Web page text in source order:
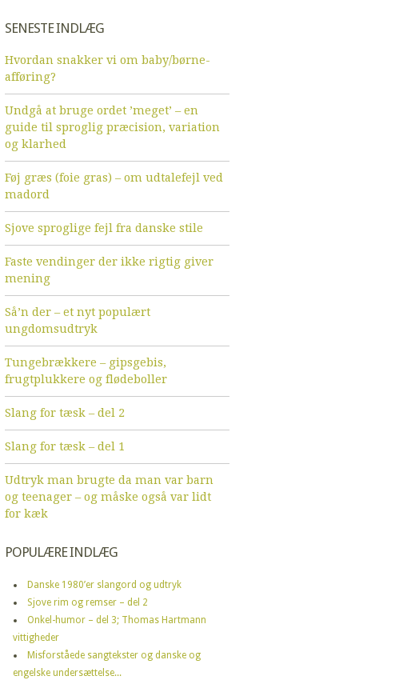
SENESTE INDLÆG
Hvordan snakker vi om baby/børne-
afføring?
Undgå at bruge ordet ’meget’ – en
guide til sproglig præcision, variation
og klarhed
Føj græs (foie gras) – om udtalefejl ved
madord
Sjove sproglige fejl fra danske stile
Faste vendinger der ikke rigtig giver
mening
Så’n der – et nyt populært
ungdomsudtryk
Tungebrækkere – gipsgebis,
frugtplukkere og flødeboller
Slang for tæsk – del 2
Slang for tæsk – del 1
Udtryk man brugte da man var barn
og teenager – og måske også var lidt
for kæk
POPULÆRE INDLÆG
Danske 1980’er slangord og udtryk
Sjove rim og remser – del 2
Onkel-humor – del 3; Thomas Hartmann
vittigheder
Misforståede sangtekster og danske og
engelske undersættelse...